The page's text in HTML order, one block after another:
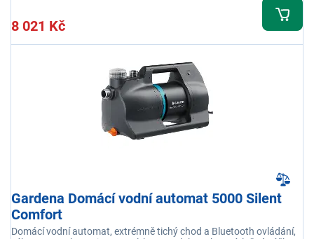
8 021 Kč
Gardena Domácí vodní automat 5000 Silent
Comfort
Domácí vodní automat, extrémně tichý chod a Bluetooth ovládání,